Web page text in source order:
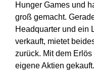
Hunger Games und
groß gemacht.
Headquarter und ein
verkauft, mietet
zurück. Mit dem
eigene Aktien gekauft.